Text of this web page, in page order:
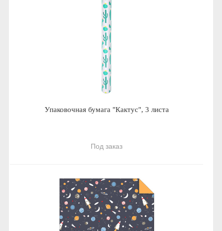
Упаковочная бумага "Кактус", 3 листа
Под заказ